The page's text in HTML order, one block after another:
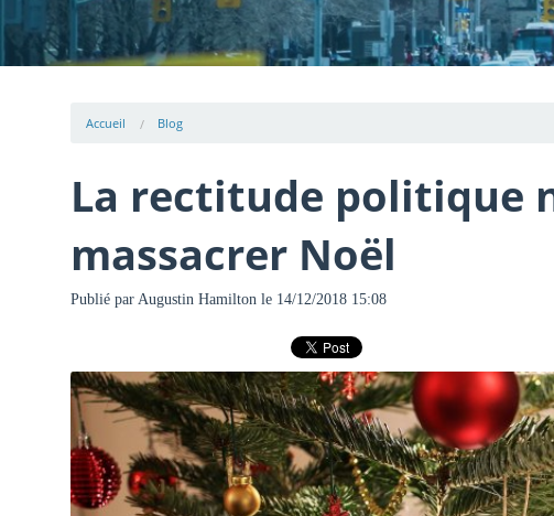
Accueil Blog
La rectitude politique
massacrer Noël
Publié par Augustin Hamiltonle 14/12/2018 15:08